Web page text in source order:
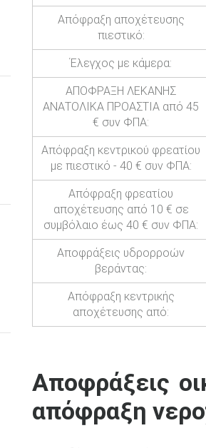
Απόφραξη αποχέτευσης
πιεστικό:
Έλεγχος με κάμερα:
ΑΠΟΦΡΑΞΗ ΛΕΚΑΝΗΣ
ΑΝΑΤΟΛΙΚΑ ΠΡΟΑΣΤΙΑ από 45
€ συν ΦΠΑ:
Απόφραξη κεντρικού φρεατίου
με πιεστικό - 40 € συν ΦΠΑ:
Απόφραξη φρεατίου
αποχέτευσης από 10 € σε
συμβόλαιο έως 40 € συν ΦΠΑ:
Αποφράξεις υδρορροών
βεράντας:
Απόφραξη κεντρικής
αποχέτευσης από:
Αποφράξεις
απόφραξη